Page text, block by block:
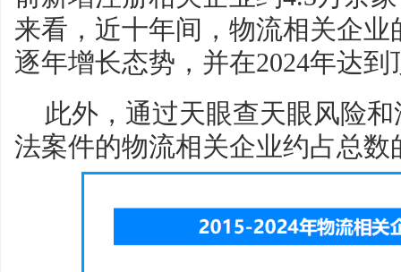
来看，近十年间，物流相关企
逐年增长态势，并在2024年达
此外，通过天眼查天眼风险
法案件的物流相关企业约占总数